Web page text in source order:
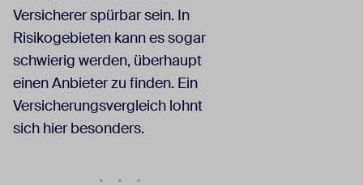
Versicherer spürbar sein. In
Risikogebieten kann es sogar
schwierig werden, überhaupt
einen Anbieter zu finden. Ein
Versicherungsvergleich lohnt
sich hier besonders.